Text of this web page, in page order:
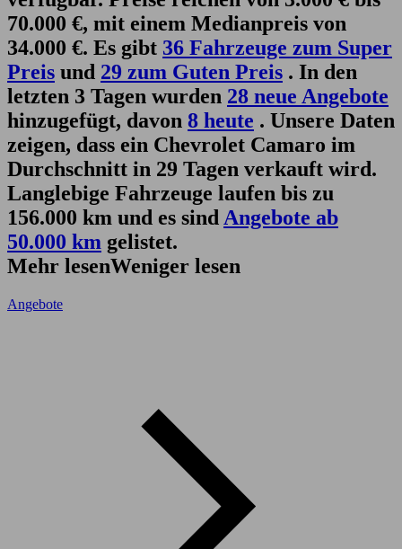
70.000 €, mit einem Medianpreis von
34.000 €. Es gibt 36 Fahrzeuge zum Super
Preis und 29 zum Guten Preis . In den
letzten 3 Tagen wurden 28 neue Angebote
hinzugefügt, davon 8 heute . Unsere Daten
zeigen, dass ein Chevrolet Camaro im
Durchschnitt in 29 Tagen verkauft wird.
Langlebige Fahrzeuge laufen bis zu
156.000 km und es sind Angebote ab
50.000 km gelistet.
Mehr lesenWeniger lesen
Angebote